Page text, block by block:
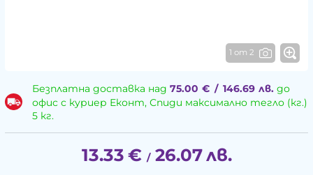
1 от 2
Безплатна доставка над 75.00 € / 146.69 лв.до
офис с куриер Еконт, Спиди максимално тегло (кг.)
5 кг.
13.33 € / 26.07лв.